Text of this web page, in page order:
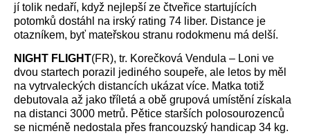
jí tolik nedaří, když nejlepší ze čtveřice startujících
potomků dostáhl na irský rating 74 liber. Distance je
otazníkem, byť mateřskou stranu rodokmenu má delší.
NIGHT FLIGHT(FR), tr. Korečková Vendula – Loni ve
dvou startech porazil jediného soupeře, ale letos by měl
na vytrvaleckých distancích ukázat více. Matka totiž
debutovala až jako tříletá a obě grupová umístění získala
na distanci 3000 metrů. Pětice starších polosourozenců
se nicméně nedostala přes francouzský handicap 34 kg.